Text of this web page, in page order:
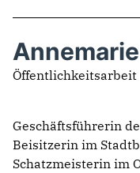
Öffentlichkeitsarbeit
Geschäftsführerin
Beisitzerin im
Schatzmeisterin im